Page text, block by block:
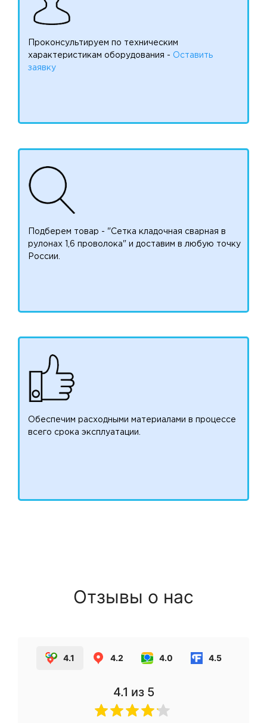
Проконсультируем по техническим
характеристикам оборудования - Оставить
заявку
Подберем товар - "Сетка кладочная сварная в
рулонах 1,6 проволока" и доставим в любую точку
России.
Обеспечим расходными материалами в процессе
всего срока эксплуатации.
Отзывы о нас
4.1 4.2 4.0 4.5
4.1 из 5